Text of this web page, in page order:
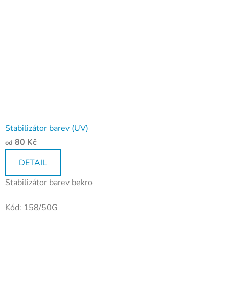
Stabilizátor barev (UV)
od 80 Kč
DETAIL
Stabilizátor barev bekro
Kód: 158/50G